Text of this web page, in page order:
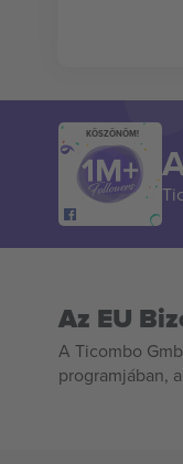
KÖSZÖNÖM!
Az EU
A Ticombo
programjában,